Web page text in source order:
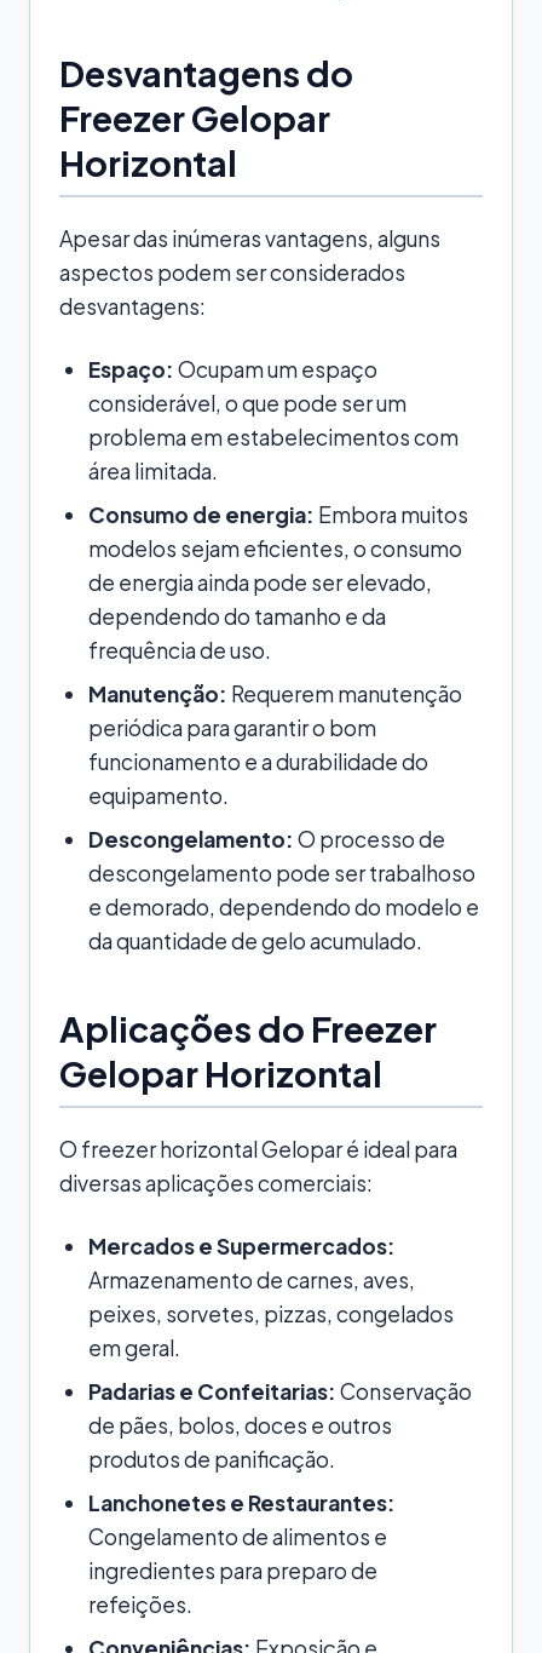
Desvantagens do
Freezer Gelopar
Horizontal
Apesar das inúmeras vantagens, alguns
aspectos podem ser considerados
desvantagens:
Espaço: Ocupam um espaço
considerável, o que pode ser um
problema em estabelecimentos com
área limitada.
Consumo de energia: Embora muitos
modelos sejam eficientes, o consumo
de energia ainda pode ser elevado,
dependendo do tamanho e da
frequência de uso.
Manutenção: Requerem manutenção
periódica para garantir o bom
funcionamento e a durabilidade do
equipamento.
Descongelamento: O processo de
descongelamento pode ser trabalhoso
e demorado, dependendo do modelo e
da quantidade de gelo acumulado.
Aplicações do Freezer
Gelopar Horizontal
O freezer horizontal Gelopar é ideal para
diversas aplicações comerciais:
Mercados e Supermercados:
Armazenamento de carnes, aves,
peixes, sorvetes, pizzas, congelados
em geral.
Padarias e Confeitarias: Conservação
de pães, bolos, doces e outros
produtos de panificação.
Lanchonetes e Restaurantes:
Congelamento de alimentos e
ingredientes para preparo de
refeições.